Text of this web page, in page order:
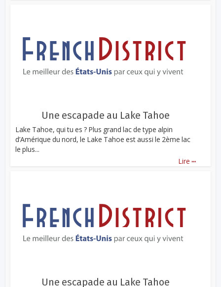
Une escapade au Lake Tahoe
Lake Tahoe, qui tu es ? Plus grand lac de type alpin
d’Amérique du nord, le Lake Tahoe est aussi le 2ème lac
le plus...
Lire ...
Une escapade au Lake Tahoe